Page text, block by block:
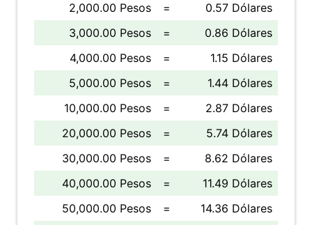
2,000.00 Pesos
=
0.57 Dólares
3,000.00 Pesos
=
0.86 Dólares
4,000.00 Pesos
=
1.15 Dólares
5,000.00 Pesos
=
1.44 Dólares
10,000.00 Pesos
=
2.87 Dólares
20,000.00 Pesos
=
5.74 Dólares
30,000.00 Pesos
=
8.62 Dólares
40,000.00 Pesos
=
11.49 Dólares
50,000.00 Pesos
= 14.36 Dólares